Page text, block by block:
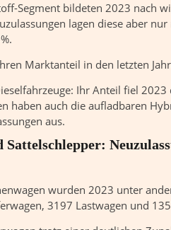
Segment bildeten 2023 nach
lagen diese aber
Marktanteil in den letzten
Ihr Anteil fiel
haben auch die aufladbaren
aus.
Sattelschlepper:
wurden 2023 unter
3197 Lastwagen und